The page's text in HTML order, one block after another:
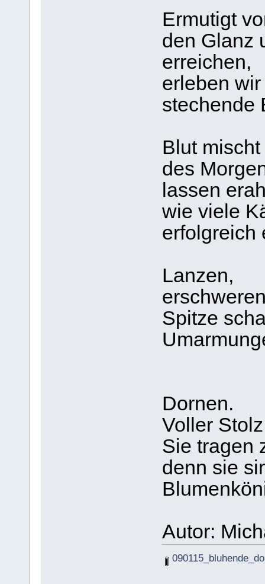
Ermutigt
den Glanz
erreichen,
erleben
stechende
Blut
des
lassen
wie viele
erfolgreich
Lanzen,
Spitze
Dornen.
Voller
Sie tragen
denn sie
Autor: